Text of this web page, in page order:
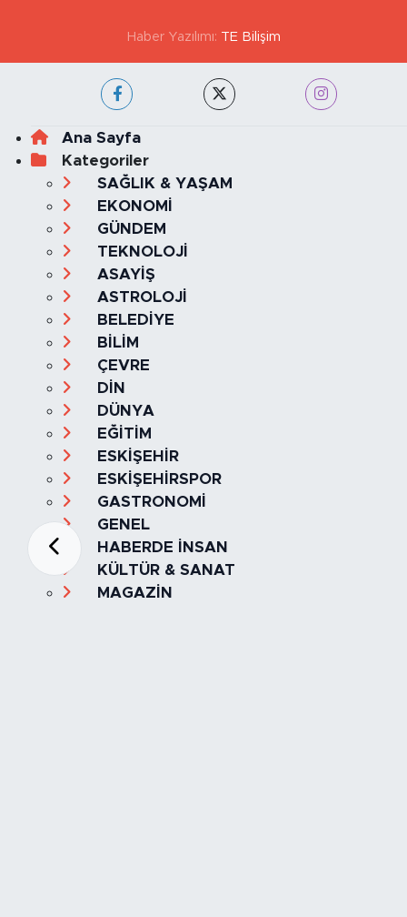
Haber Yazılımı: TE Bilişim
Ana Sayfa
Kategoriler
SAĞLIK & YAŞAM
EKONOMİ
GÜNDEM
TEKNOLOJİ
ASAYİŞ
ASTROLOJİ
BELEDİYE
BİLİM
ÇEVRE
DİN
DÜNYA
EĞİTİM
ESKİŞEHİR
ESKİŞEHİRSPOR
GASTRONOMİ
GENEL
HABERDE İNSAN
KÜLTÜR & SANAT
MAGAZİN